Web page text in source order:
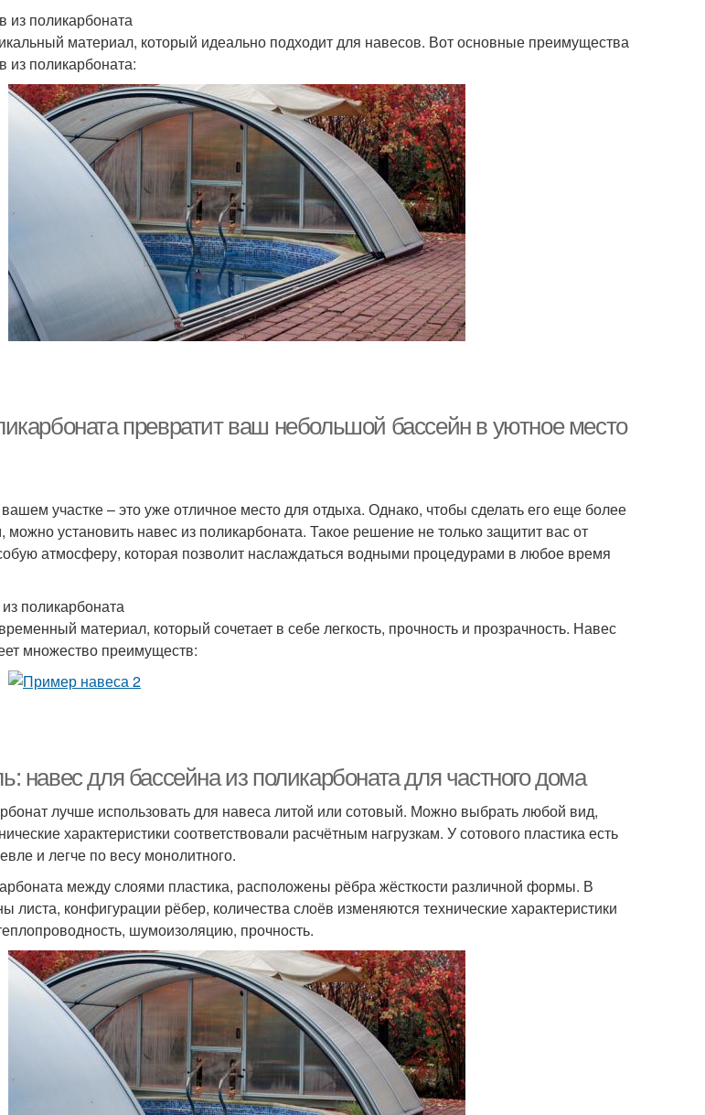
из поликарбоната
материал, который идеально подходит для навесов. Вот основные преимущества
из поликарбоната:
превратит ваш небольшой бассейн в уютное место
участке – это уже отличное место для отдыха. Однако, чтобы сделать его еще более
установить навес из поликарбоната. Такое решение не только защитит вас от
атмосферу, которая позволит наслаждаться водными процедурами в любое время
поликарбоната
материал, который сочетает в себе легкость, прочность и прозрачность. Навес
множество преимуществ:
навес для бассейна из поликарбоната для частного дома
лучше использовать для навеса литой или сотовый. Можно выбрать любой вид,
характеристики соответствовали расчётным нагрузкам. У сотового пластика есть
и легче по весу монолитного.
между слоями пластика, расположены рёбра жёсткости различной формы. В
листа, конфигурации рёбер, количества слоёв изменяются технические характеристики
шумоизоляцию, прочность.